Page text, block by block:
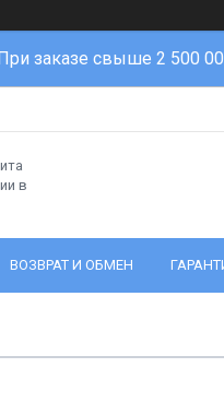
заказе свыше 2 500
в
ВОЗВРАТ И ОБМЕН